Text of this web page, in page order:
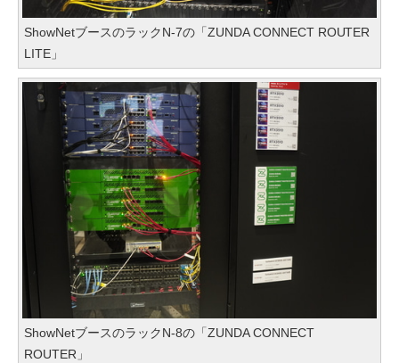
ShowNetブースのラックN-7の「ZUNDA CONNECT ROUTER
LITE」
ShowNetブースのラックN-8の「ZUNDA CONNECT
ROUTER」